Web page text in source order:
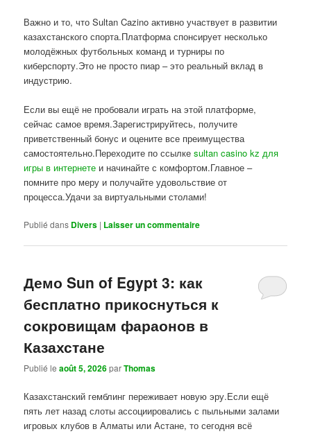
Важно и то, что Sultan Cazino активно участвует в развитии
казахстанского спорта.Платформа спонсирует несколько
молодёжных футбольных команд и турниры по
киберспорту.Это не просто пиар – это реальный вклад в
индустрию.
Если вы ещё не пробовали играть на этой платформе,
сейчас самое время.Зарегистрируйтесь, получите
приветственный бонус и оцените все преимущества
самостоятельно.Переходите по ссылкеsultan casino kz для
игры в интернете и начинайте с комфортом.Главное –
помните про меру и получайте удовольствие от
процесса.Удачи за виртуальными столами!
Publié dans Divers | Laisser un commentaire
Демо Sun of Egypt 3: как
бесплатно прикоснуться к
сокровищам фараонов в
Казахстане
Publié leaoût 5, 2026parThomas
Казахстанский гемблинг переживает новую эру.Если ещё
пять лет назад слоты ассоциировались с пыльными залами
игровых клубов в Алматы или Астане, то сегодня всё